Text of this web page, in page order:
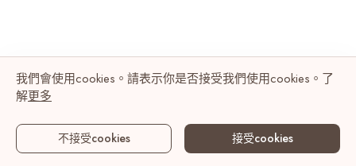
我們會使用cookies。請表示你是否接受我們使用cookies。了
解更多
不接受cookies 接受cookies